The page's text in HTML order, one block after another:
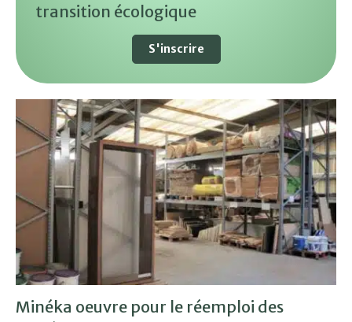
transition écologique
S'inscrire
Minéka oeuvre pour le réemploi des